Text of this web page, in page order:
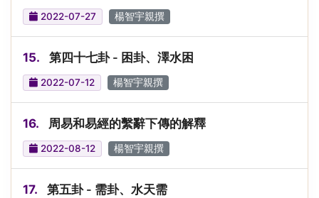
2022-07-27 楊智宇親撰
15. 第四十七卦 - 困卦、澤水困
2022-07-12 楊智宇親撰
16. 周易和易經的繫辭下傳的解釋
2022-08-12 楊智宇親撰
17. 第五卦 - 需卦、水天需